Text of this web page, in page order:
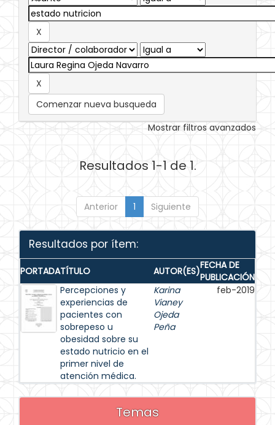
Comenzar nueva busqueda
Mostrar filtros avanzados
Resultados 1-1 de 1.
Anterior 1 Siguiente
Resultados por ítem:
PORTADATÍTULO AUTOR(ES)FECHA DE
PUBLICACIÓN
Percepciones y
experiencias de
pacientes con
sobrepeso u
obesidad sobre su
estado nutricio en el
primer nivel de
atención médica.
Karina
Vianey
Ojeda
Peña
feb-2019
Temas